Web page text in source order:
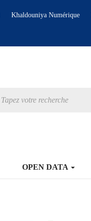
Khaldouniya Numérique
OPEN DATA